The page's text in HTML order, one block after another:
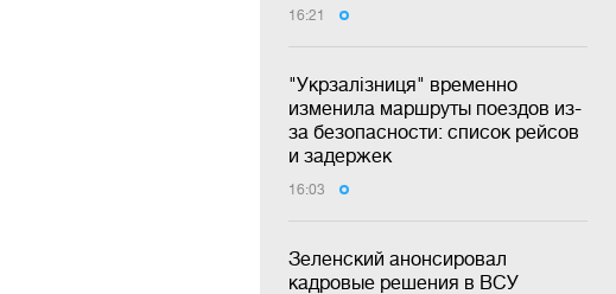
16:21
"Укрзалізниця" временно
изменила маршруты поездов из-
за безопасности: список рейсов
и задержек
16:03
Зеленский анонсировал
кадровые решения в ВСУ